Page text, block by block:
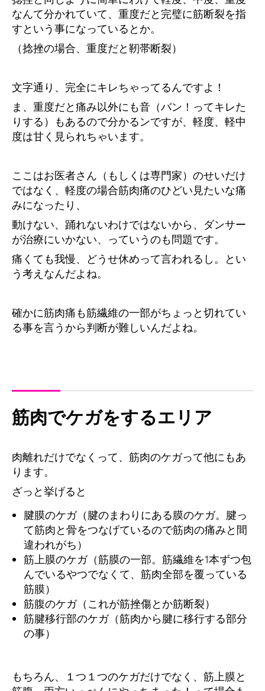
なんて分かれていて、重度だと完璧に筋断裂を指
すという事になっているとか。
（捻挫の場合、重度だと靭帯断裂）
文字通り、完全にキレちゃってるんですよ！
ま、重度だと痛み以外にも音（バン！ってキレた
りする）もあるので分かるンですが、軽度、軽中
度は甘く見られちゃいます。
ここはお医者さん（もしくは専門家）のせいだけ
ではなく、軽度の場合筋肉痛のひどい見たいな痛
みになったり、
動けない、踊れないわけではないから、ダンサー
が治療にいかない、っていうのも問題です。
痛くても我慢、どうせ休めって言われるし。とい
う考えなんだよね。
確かに筋肉痛も筋繊維の一部がちょっと切れてい
る事を言うから判断が難しいんだよね。
筋肉でケガをするエリア
肉離れだけでなくって、筋肉のケガって他にもあ
ります。
ざっと挙げると
腱膜のケガ（腱のまわりにある膜のケガ。腱っ
て筋肉と骨をつなげているので筋肉の痛みと間
違われがち）
筋上膜のケガ（筋膜の一部。筋繊維を1本ずつ包
んでいるやつでなくて、筋肉全部を覆っている
筋膜）
筋腹のケガ（これが筋挫傷とか筋断裂）
筋腱移行部のケガ（筋肉から腱に移行する部分
の事）
もちろん、１つ１つのケガだけでなく、筋上膜と